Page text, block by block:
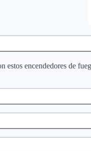
estos encendedores de